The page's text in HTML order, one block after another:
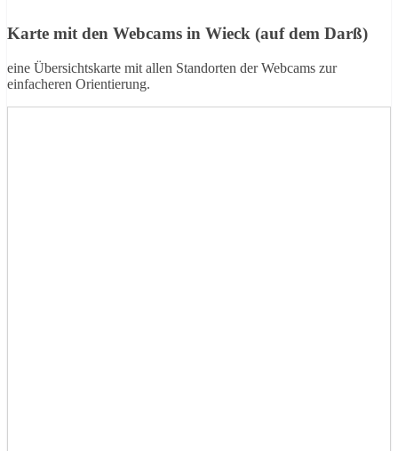
Karte mit den Webcams in Wieck (auf dem Darß)
eine Übersichtskarte mit allen Standorten der Webcams zur
einfacheren Orientierung.